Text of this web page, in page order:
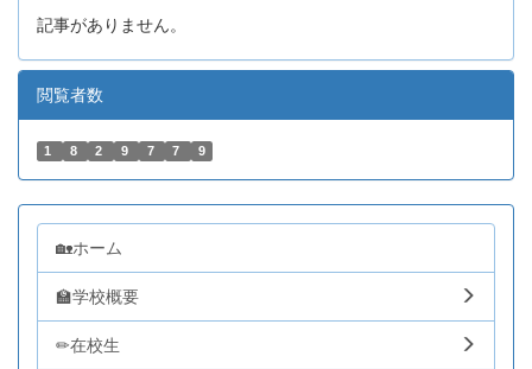
記事がありません。
閲覧者数
1 8 2 9 7 7 9
🏡ホーム
🏫学校概要
✏在校生